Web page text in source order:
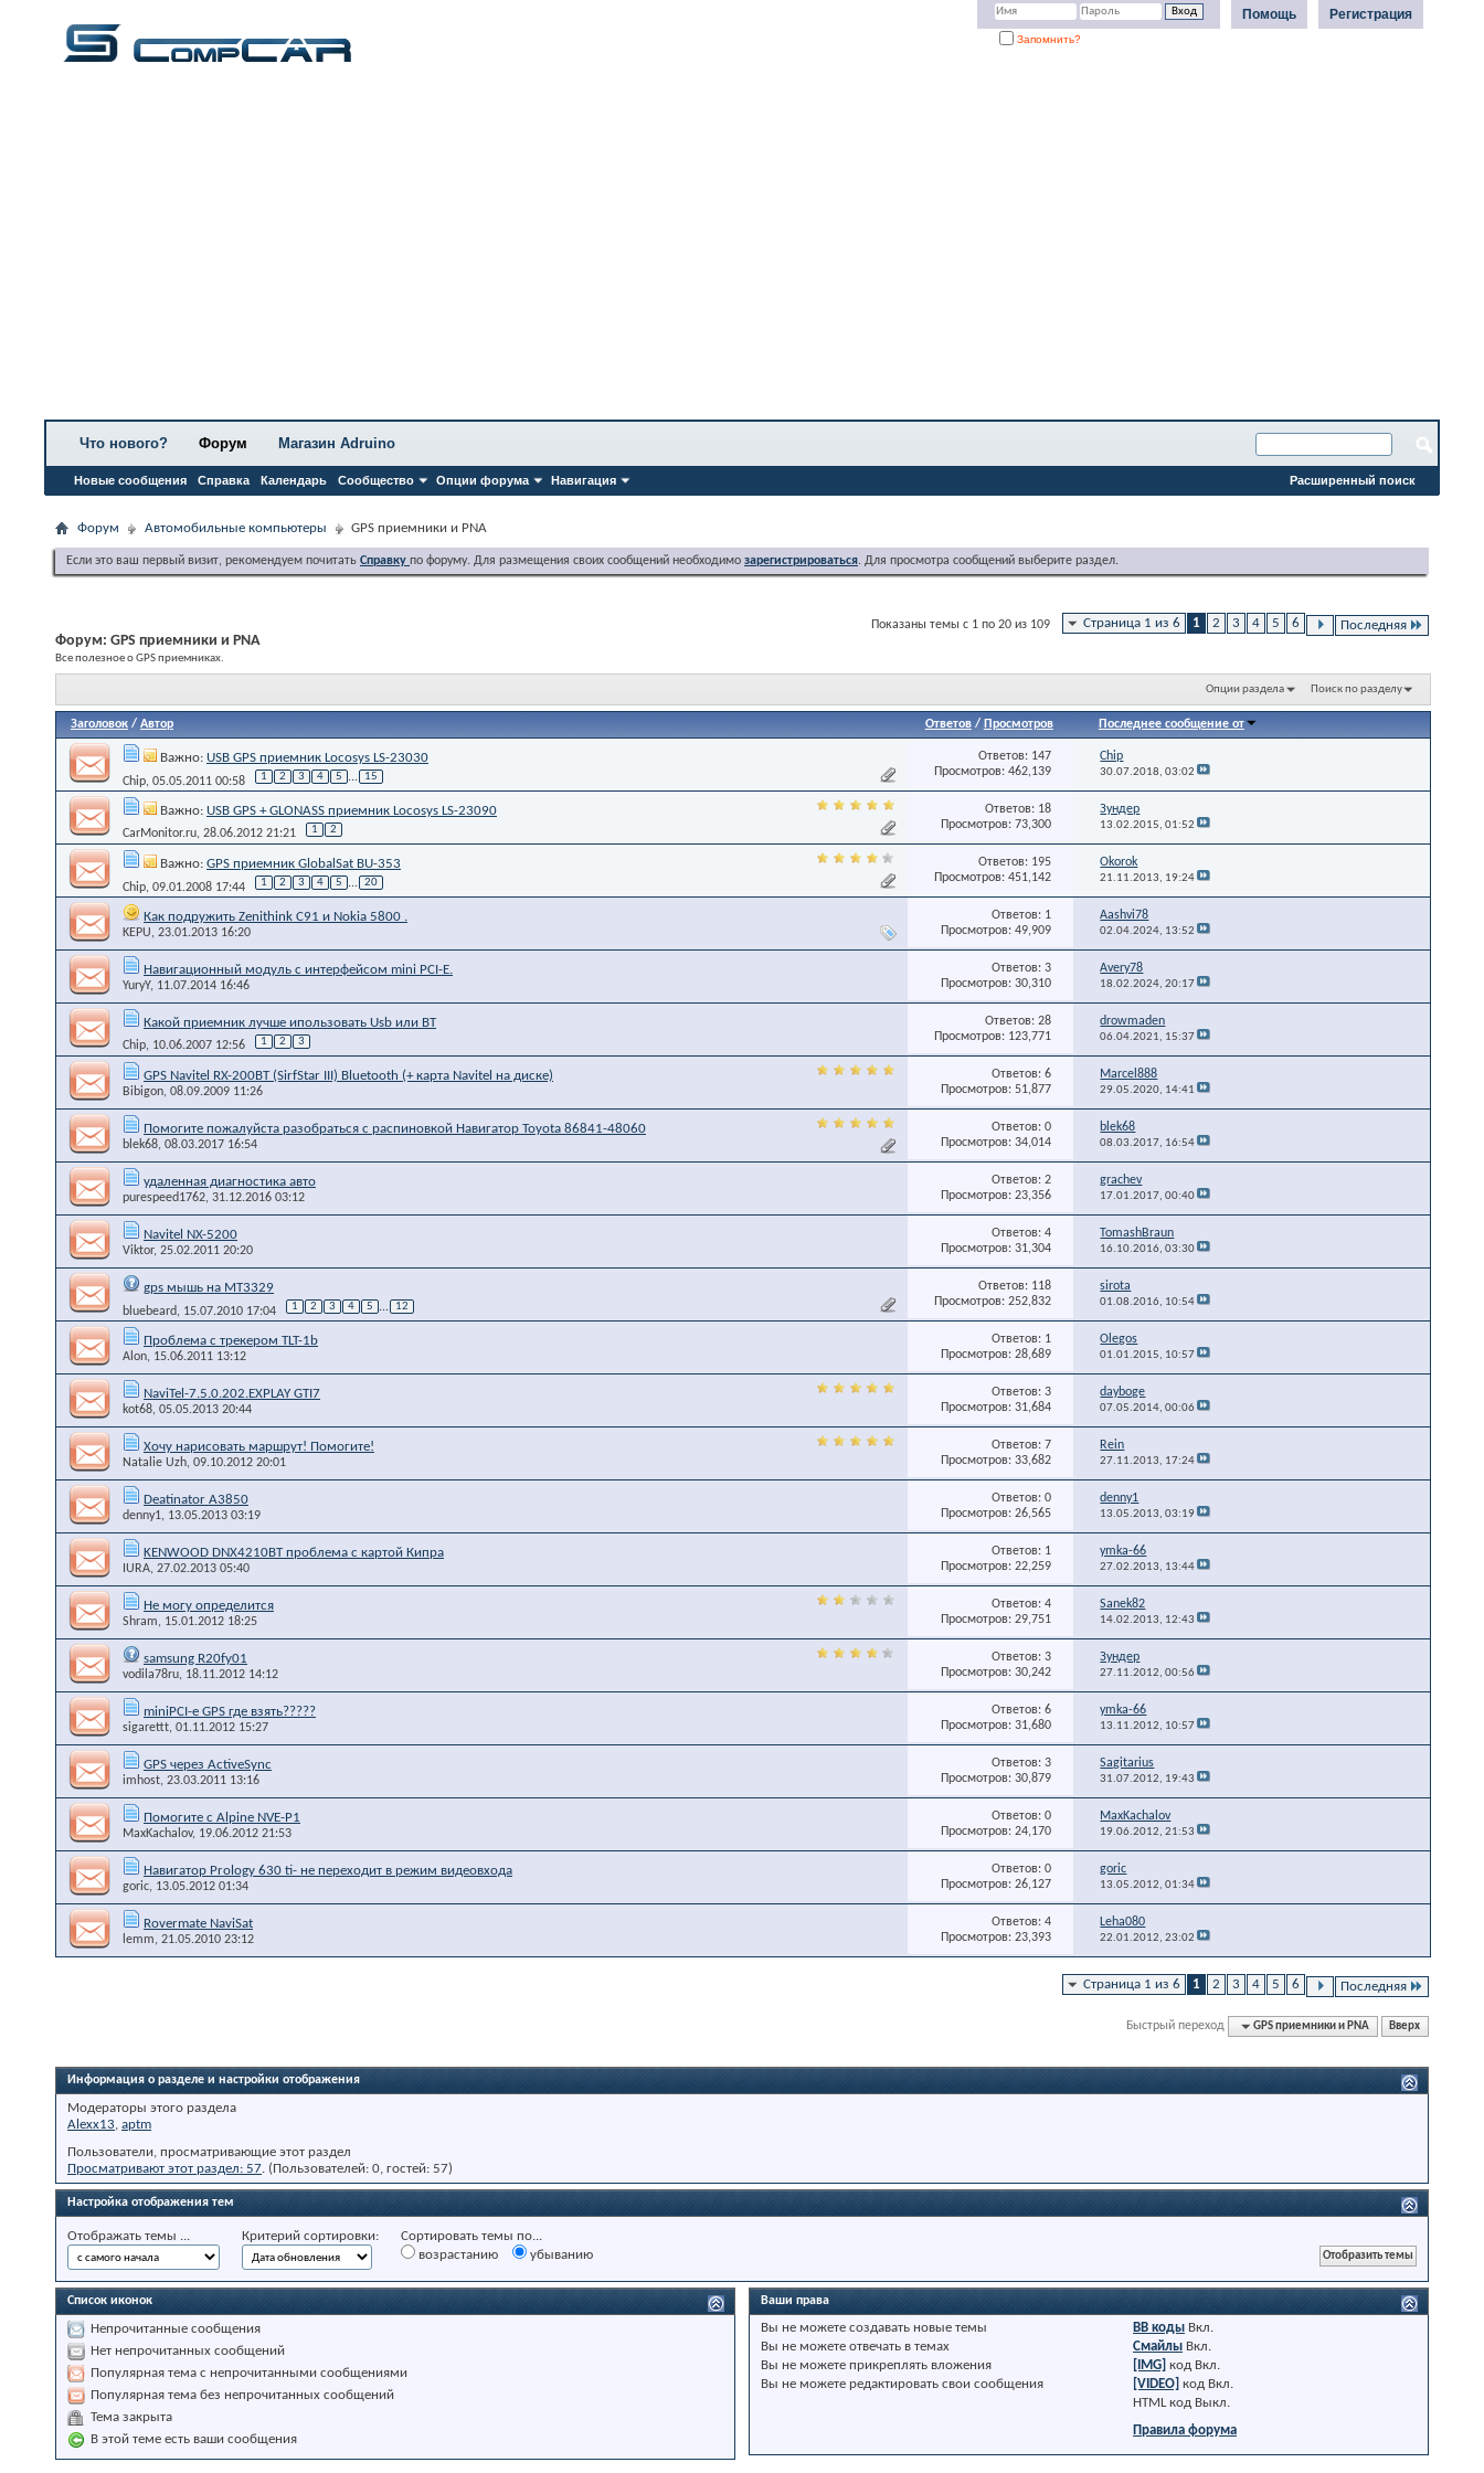
Регистрация
Помощь
Запомнить?
Что нового? Форум
Новые сообщения Справка Календарь Сообщество Опции форума Навигация
Магазин Adruino
Расширенный поиск
Форум Автомобильные компьютеры GPS приемники и PNA
Если это ваш первый визит, рекомендуем почитать Справку по форуму. Для размещения своих сообщений необходимо зарегистрироваться. Для просмотра сообщений выберите раздел.
Страница 1 из 6 1 2 3 4 5 6 Последняя
Показаны темы с 1 по 20 из 109
Форум: GPS приемники и PNA
Все полезное о GPS приемниках.
Опции раздела Поиск по разделу
Заголовок / Автор Ответов/ Просмотров Последнее сообщение от
Важно: USB GPS приемник Locosys LS-23030
Chip, 05.05.2011 00:58 1 2 3 4 5 ... 15
Ответов: 147
Просмотров: 462,139
Chip
30.07.2018,03:02
Важно: USB GPS + GLONASS приемник Locosys LS-23090
CarMonitor.ru, 28.06.2012 21:21 1 2
Ответов: 18
Просмотров: 73,300
Зундер
13.02.2015,01:52
Важно: GPS приемник GlobalSat BU-353
Chip, 09.01.2008 17:44 1 2 3 4 5 ... 20
Ответов: 195
Просмотров: 451,142
Okorok
21.11.2013, 19:24
Как подружить Zenithink С91 и Nokia 5800 .
KEPU, 23.01.2013 16:20
Ответов: 1
Просмотров: 49,909
Aashvi78
02.04.2024, 13:52
Навигационный модуль с интерфейсом mini PCI-E.
YuryY, 11.07.2014 16:46
Ответов: 3
Просмотров: 30,310
Avery78
18.02.2024,20:17
Какой приемник лучше ипользовать Usb или ВТ
Chip, 10.06.2007 12:56 1 2 3
Ответов: 28
Просмотров: 123,771
drowmaden
06.04.2021, 15:37
GPS Navitel RX-200BT (SirfStar III) Bluetooth (+ карта Navitel на диске)
Bibigon, 08.09.2009 11:26
Ответов: 6
Просмотров: 51,877
Marcel888
29.05.2020, 14:41
Помогите пожалуйста разобраться с распиновкой Навигатор Toyota 86841-48060
blek68, 08.03.2017 16:54
Ответов: 0
Просмотров: 34,014
blek68
08.03.2017, 16:54
удаленная диагностика авто
purespeed1762, 31.12.2016 03:12
Ответов: 2
Просмотров: 23,356
grachev
17.01.2017,00:40
Navitel NX-5200
Viktor, 25.02.2011 20:20
Ответов: 4
Просмотров: 31,304
TomashBraun
16.10.2016,03:30
gps мышь на MT3329
bluebeard, 15.07.2010 17:04 1 2 3 4 5 ... 12
Ответов: 118
Просмотров: 252,832
sirota
01.08.2016, 10:54
Проблема с трекером TLT-1b
Alon, 15.06.2011 13:12
Ответов: 1
Просмотров: 28,689
Olegos
01.01.2015, 10:57
NaviTel-7.5.0.202.EXPLAY GTI7
kot68, 05.05.2013 20:44
Ответов: 3
Просмотров: 31,684
dayboge
07.05.2014,00:06
Хочу нарисовать маршрут! Помогите!
Natalie Uzh, 09.10.2012 20:01
Ответов: 7
Просмотров: 33,682
Rein
27.11.2013, 17:24
Deatinator A3850
denny1, 13.05.2013 03:19
Ответов: 0
Просмотров: 26,565
denny1
13.05.2013,03:19
KENWOOD DNX4210BT проблема с картой Кипра
IURA, 27.02.2013 05:40
Ответов: 1
Просмотров: 22,259
ymka-66
27.02.2013, 13:44
Не могу определится
Shram, 15.01.2012 18:25
Ответов: 4
Просмотров: 29,751
Sanek82
14.02.2013, 12:43
samsung R20fy01
vodila78ru, 18.11.2012 14:12
Ответов: 3
Просмотров: 30,242
Зундер
27.11.2012,00:56
miniPCI-e GPS где взять?????
sigarettt, 01.11.2012 15:27
Ответов: 6
Просмотров: 31,680
ymka-66
13.11.2012, 10:57
GPS через ActiveSync
imhost, 23.03.2011 13:16
Ответов: 3
Просмотров: 30,879
Sagitarius
31.07.2012, 19:43
Помогите с Alpine NVE-P1
MaxKachalov, 19.06.2012 21:53
Ответов: 0
Просмотров: 24,170
MaxKachalov
19.06.2012,21:53
Навигатор Prology 630 ti- не переходит в режим видеовхода
goric, 13.05.2012 01:34
Ответов: 0
Просмотров: 26,127
goric
13.05.2012,01:34
Rovermate NaviSat
lemm, 21.05.2010 23:12
Ответов: 4
Просмотров: 23,393
Leha080
22.01.2012,23:02
Страница 1 из 6 1 2 3 4 5 6 Последняя
Быстрый переход GPS приемники и PNA Вверх
Информация о разделе и настройки отображения
Модераторы этого раздела
Alexx13, aptm
Пользователи, просматривающие этот раздел
Просматривают этот раздел: 57. (Пользователей: 0, гостей: 57)
Настройка отображения тем
Отображать темы ... Критерий сортировки:
Сортировать темы по...
возрастанию
убыванию
Список иконок
Непрочитанные сообщения
Нет непрочитанных сообщений
Популярная тема с непрочитанными сообщениями
Популярная тема без непрочитанных сообщений
Тема закрыта
В этой теме есть ваши сообщения
Ваши права
Вы не можете создавать новые темы
Вы не можете отвечать в темах
Вы не можете прикреплять вложения
Вы не можете редактировать свои сообщения
BB коды Вкл.
Смайлы Вкл.
[IMG] код Вкл.
[VIDEO] код Вкл.
HTML код Выкл.
Правила форума